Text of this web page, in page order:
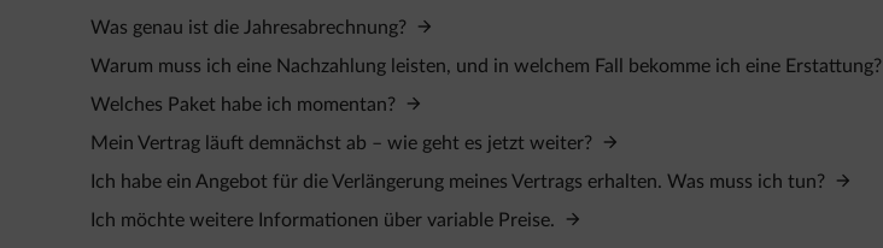
Was genau ist die Jahresabrechnung?
Warum muss ich eine Nachzahlung leisten, und in welchem Fall bekomme ich eine Erstattung?
Welches Paket habe ich momentan?
Mein Vertrag läuft demnächst ab – wie geht es jetzt weiter?
Ich habe ein Angebot für die Verlängerung meines Vertrags erhalten. Was muss ich tun?
Ich möchte weitere Informationen über variable Preise.